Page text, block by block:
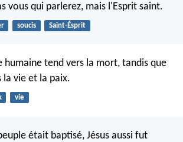
vous qui parlerez, mais l'Esprit saint.
soucis Saint-Ésprit
humaine tend vers la mort, tandis que
la vie et la paix.
vie
était baptisé, Jésus aussi fut